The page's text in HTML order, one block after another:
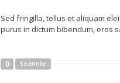
Sed fringilla, tellus et aliquam
purus in dictum bibendum, eros
0 Scientific